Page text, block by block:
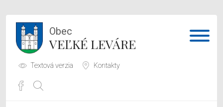
Obec
VEĽKÉ LEVÁRE
Textová verzia Kontakty